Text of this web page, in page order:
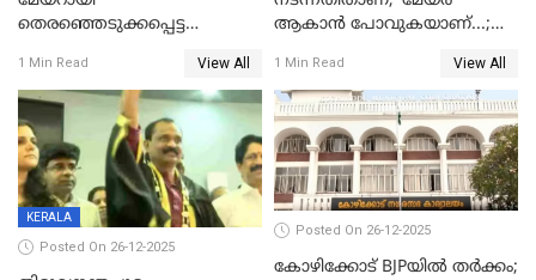
തെരഞ്ഞെടുക്കപ്പെട്ട
ആദ്യ വോട്ട് അസാധു; കണ്ണൂർ
ഡെപ്യൂട്ടി മേയർ സ്ഥാനത്ത്
താഹിറിന് വിജയം
1 Min Read View All
ആകാൻ പോവുകയാണ്...;
മുഖ്യമന്ത്രിയുടെ ഓഫീസ്
തന്നെ വിശദീകരിയ്ക്കുന്നു;
സത്യമിതാണ്
1 Min Read View All
KERALA
Posted On 26-12-2025
Posted On 26-12-2025
കോഴിക്കോട് BJPയിൽ തർക്കം;